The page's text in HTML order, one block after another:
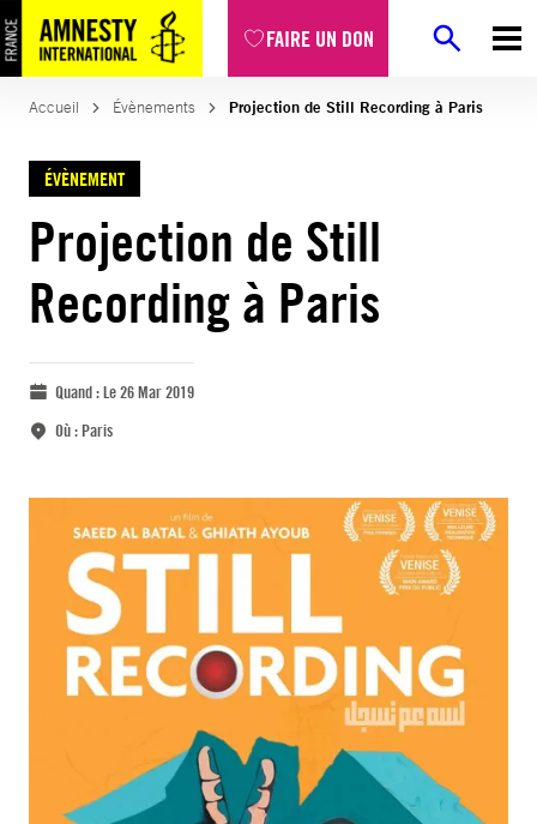
FAIRE UN DON
Accueil Évènements Projection de Still Recording à Paris
ÉVÈNEMENT
Projection de Still
Recording à Paris
Quand :Le 26 Mar 2019
Où :Paris